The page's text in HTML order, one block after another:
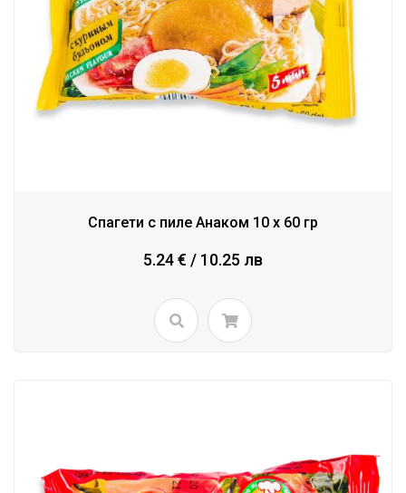
Спагети с пиле Анаком 10 x 60 гр
5.24 € / 10.25 лв